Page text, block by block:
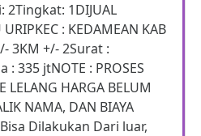
1DIJUAL
: KEDAMEAN KAB
3KM +/- 2Surat :
335 jtNOTE : PROSES
LELANG HARGA BELUM
NAMA, DAN BIAYA
Dilakukan Dari luar,